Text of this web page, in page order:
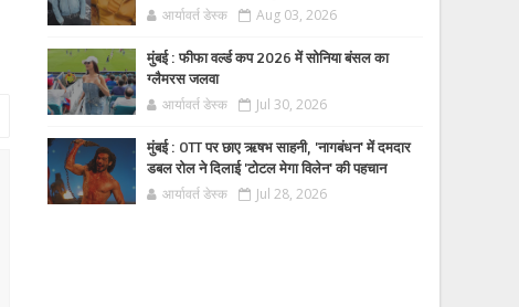
आर्यावर्त डेस्क Aug 03, 2026
मुंबई : फीफा वर्ल्ड कप 2026 में सोनिया बंसल का
ग्लैमरस जलवा
आर्यावर्त डेस्क Jul 30, 2026
मुंबई : OTT पर छाए ऋषभ साहनी, 'नागबंधन' में दमदार
डबल रोल ने दिलाई 'टोटल मेगा विलेन' की पहचान
आर्यावर्त डेस्क Jul 28, 2026